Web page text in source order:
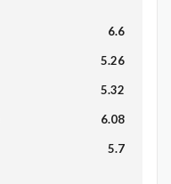
6.6
5.26
5.32
6.08
5.7